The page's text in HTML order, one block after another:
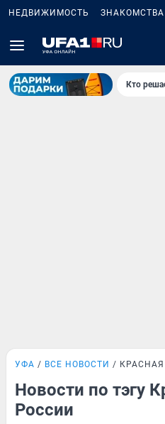
НЕДВИЖИМОСТЬ ЗНАКОМСТВА
Кто
УФА ВСЕ НОВОСТИ
Новости по тэгу
России